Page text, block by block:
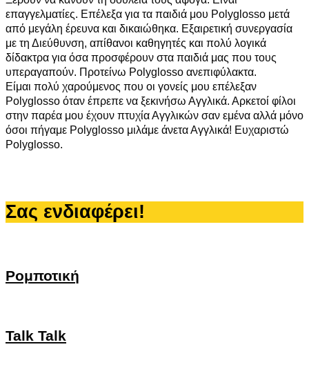
επαγγελματίες. Επέλεξα για τα παιδιά μου Polyglosso μετά
από μεγάλη έρευνα και δικαιώθηκα. Εξαιρετική συνεργασία
με τη Διεύθυνση, απίθανοι καθηγητές και πολύ λογικά
δίδακτρα για όσα προσφέρουν στα παιδιά μας που τους
υπεραγαπούν. Προτείνω Polyglosso ανεπιφύλακτα.
Είμαι πολύ χαρούμενος που οι γονείς μου επέλεξαν
Polyglosso όταν έπρεπε να ξεκινήσω Αγγλικά. Αρκετοί φίλοι
στην παρέα μου έχουν πτυχία Αγγλικών σαν εμένα αλλά μόνο
όσοι πήγαμε Polyglosso μιλάμε άνετα Αγγλικά! Ευχαριστώ
Polyglosso.
Σας ενδιαφέρει!
Ρομποτική
Talk Talk